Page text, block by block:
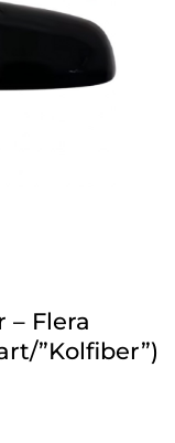
– Flera
”Kolfiber”)